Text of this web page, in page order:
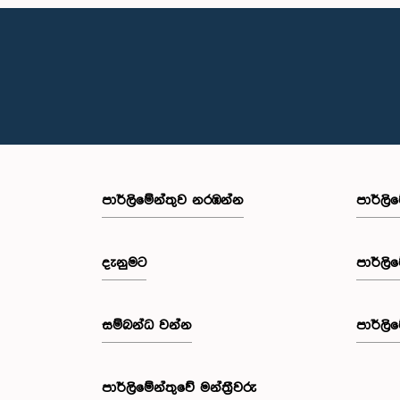
පාර්ලි‌මේන්තුව නරඹන්න
දැනුමට
සම්බන්ධ වන්න
පාර්ලි‌මේන්තුවේ මන්ත්‍රීවරු